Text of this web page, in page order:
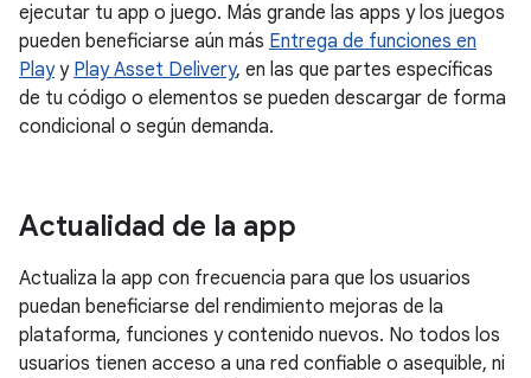
ejecutar tu app o juego. Más grande las apps y los juegos
pueden beneficiarse aún más Entrega de funciones en
Playy Play Asset Delivery, en las que partes específicas
de tu código o elementos se pueden descargar de forma
condicional o según demanda.
Actualidad de la app
Actualiza la app con frecuencia para que los usuarios
puedan beneficiarse del rendimiento mejoras de la
plataforma, funciones y contenido nuevos. No todos los
usuarios tienen acceso a una red confiable o asequible, ni